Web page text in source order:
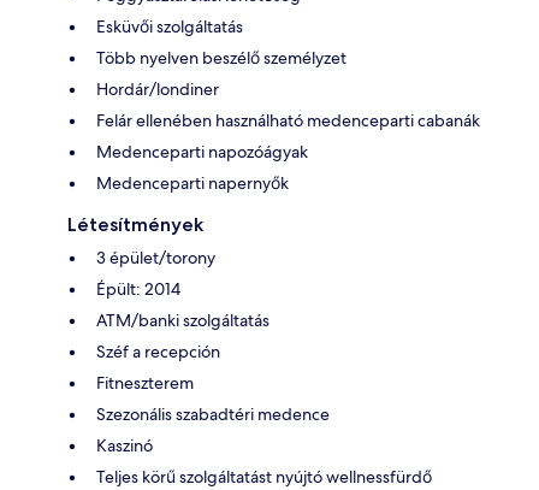
Esküvői szolgáltatás
Több nyelven beszélő személyzet
Hordár/londiner
Felár ellenében használható medenceparti cabanák
Medenceparti napozóágyak
Medenceparti napernyők
Létesítmények
3 épület/torony
Épült: 2014
ATM/banki szolgáltatás
Széf a recepción
Fitneszterem
Szezonális szabadtéri medence
Kaszinó
Teljes körű szolgáltatást nyújtó wellnessfürdő